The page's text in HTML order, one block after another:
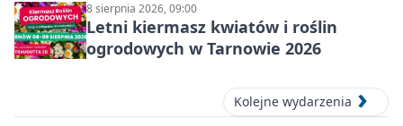
8 sierpnia 2026, 09:00
Letni kiermasz kwiatów i roślin
ogrodowych w Tarnowie 2026
Kolejne wydarzenia